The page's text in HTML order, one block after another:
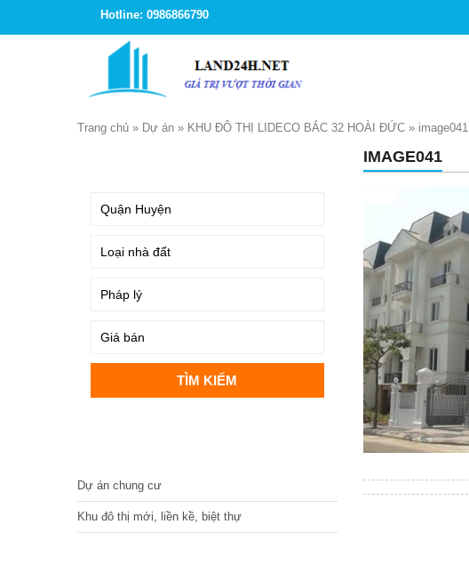
Hotline: 0986866790
Trang chủ » Dự án » KHU ĐÔ THỊ LIDECO BẮC 32 HOÀI ĐỨC » image041
IMAGE041
Dự án chung cư
Khu đô thị mới, liền kề, biệt thự